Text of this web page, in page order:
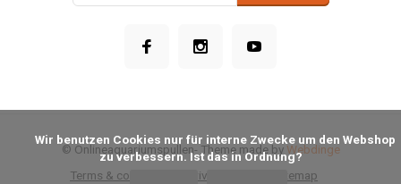
Terms & conditions Privacy Policy Sitemap
© Onlineaquariumspullen- Theme made by Webdinge
zu verbessern. Ist das in Ordnung?